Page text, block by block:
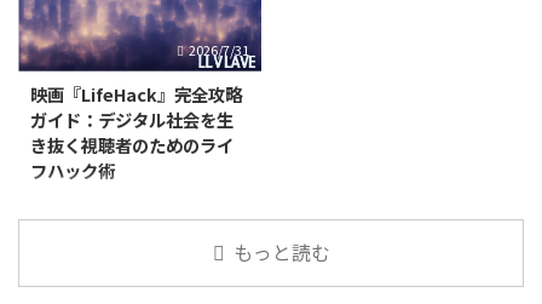
される日本の刑事裁判において、
殺人犯をも無罪にしてしまう2026/7/31
映画『LifeHack』完全攻略
ガイド：デジタル社会を生
き抜く視聴者のためのライ
フハック術
と共に目まぐるしく変化し、私た
ちの生活に新たな課題と可能性をもっと読む